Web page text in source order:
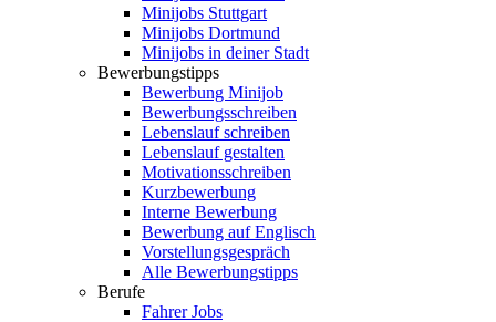
Minijobs Stuttgart
Minijobs Dortmund
Minijobs in deiner Stadt
Bewerbungstipps
Bewerbung Minijob
Bewerbungsschreiben
Lebenslauf schreiben
Lebenslauf gestalten
Motivationsschreiben
Kurzbewerbung
Interne Bewerbung
Bewerbung auf Englisch
Vorstellungsgespräch
Alle Bewerbungstipps
Berufe
Fahrer Jobs